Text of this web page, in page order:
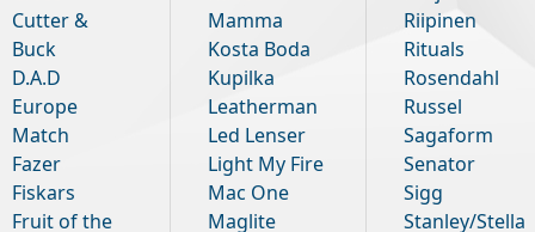
Cutter &
Buck
D.A.D
Europe
Match
Fazer
Fiskars
Fruit of the
Mamma
Kosta Boda
Kupilka
Leatherman
Led Lenser
Light My Fire
Mac One
Maglite
Riipinen
Rituals
Rosendahl
Russel
Sagaform
Senator
Sigg
Stanley/Stella